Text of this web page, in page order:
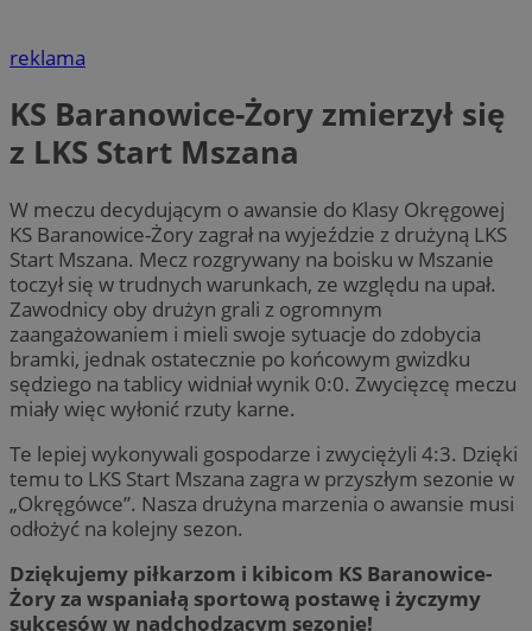
reklama
KS Baranowice-Żory zmierzył się
z LKS Start Mszana
W meczu decydującym o awansie do Klasy Okręgowej
KS Baranowice-Żory zagrał na wyjeździe z drużyną LKS
Start Mszana. Mecz rozgrywany na boisku w Mszanie
toczył się w trudnych warunkach, ze względu na upał.
Zawodnicy oby drużyn grali z ogromnym
zaangażowaniem i mieli swoje sytuacje do zdobycia
bramki, jednak ostatecznie po końcowym gwizdku
sędziego na tablicy widniał wynik 0:0. Zwycięzcę meczu
miały więc wyłonić rzuty karne.
Te lepiej wykonywali gospodarze i zwyciężyli 4:3. Dzięki
temu to LKS Start Mszana zagra w przyszłym sezonie w
„Okręgówce”. Nasza drużyna marzenia o awansie musi
odłożyć na kolejny sezon.
Dziękujemy piłkarzom i kibicom KS Baranowice-
Żory za wspaniałą sportową postawę i życzymy
sukcesów w nadchodzącym sezonie!